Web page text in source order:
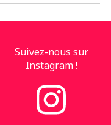
Suivez-nous sur
Instagram !